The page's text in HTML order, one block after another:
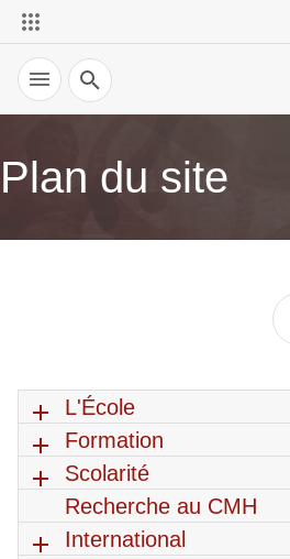
Recherche
Plan du site
L'École
Formation
Scolarité
Recherche au CMH
International